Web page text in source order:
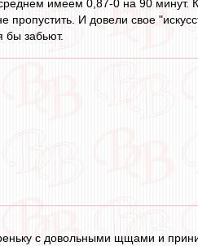
имеем 0,87-0 на 90
И довели свое
бы забьют.
с довольными щщами и